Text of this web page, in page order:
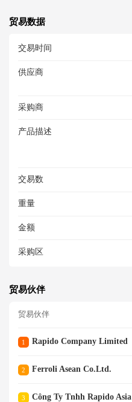
贸易数据
交易时间
供应商
采购商
产品描述
交易数
重量
金额
采购区
贸易伙伴
贸易伙伴
1 Rapido Company Limited
2 Ferroli Asean Co.ltd.
3 Công Ty Tnhh Rapido Asia